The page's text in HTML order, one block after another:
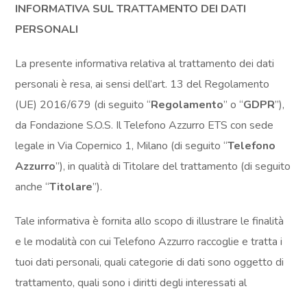
INFORMATIVA SUL TRATTAMENTO DEI DATI
PERSONALI
La presente informativa relativa al trattamento dei dati
personali è resa, ai sensi dell’art. 13 del Regolamento
(UE) 2016/679 (di seguito “Regolamento” o “GDPR”),
da Fondazione S.O.S. Il Telefono Azzurro ETS con sede
legale in Via Copernico 1, Milano (di seguito “Telefono
Azzurro”), in qualità di Titolare del trattamento (di seguito
anche “Titolare”).
Tale informativa è fornita allo scopo di illustrare le finalità
e le modalità con cui Telefono Azzurro raccoglie e tratta i
tuoi dati personali, quali categorie di dati sono oggetto di
trattamento, quali sono i diritti degli interessati al